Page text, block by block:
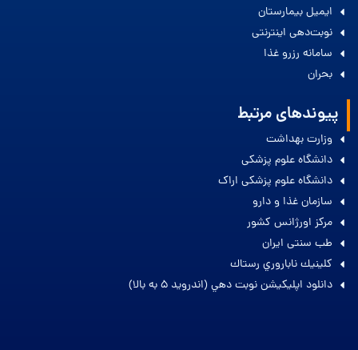
ایمیل بیمارستان
نوبت‌دهی اینترنتی
سامانه رزرو غذا
بحران
پیوندهای مرتبط
وزارت بهداشت
دانشگاه علوم پزشکی
دانشگاه علوم پزشکی اراک
سازمان غذا و دارو
مرکز اورژانس کشور
طب سنتی ایران
كلينيك ناباروري رستاك
دانلود اپليكيشن نوبت دهي (اندرويد 5 به بالا)